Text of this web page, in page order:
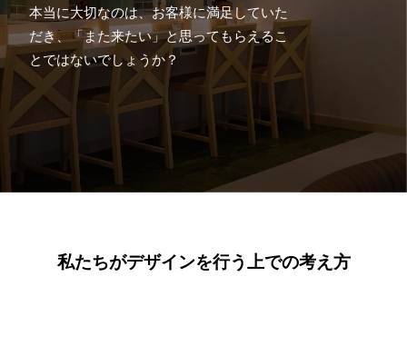
本当に大切なのは、お客様に満足していた
だき、「また来たい」と思ってもらえるこ
とではないでしょうか？
私たちがデザインを行う上での考え方